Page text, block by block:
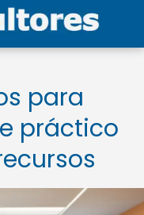
para
práctico